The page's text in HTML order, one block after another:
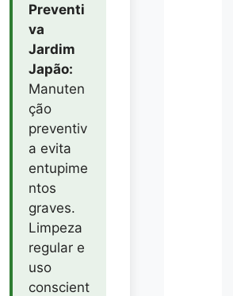
Preventi
va
Jardim
Japão:
Manuten
ção
preventiv
a evita
entupime
ntos
graves.
Limpeza
regular e
uso
conscient